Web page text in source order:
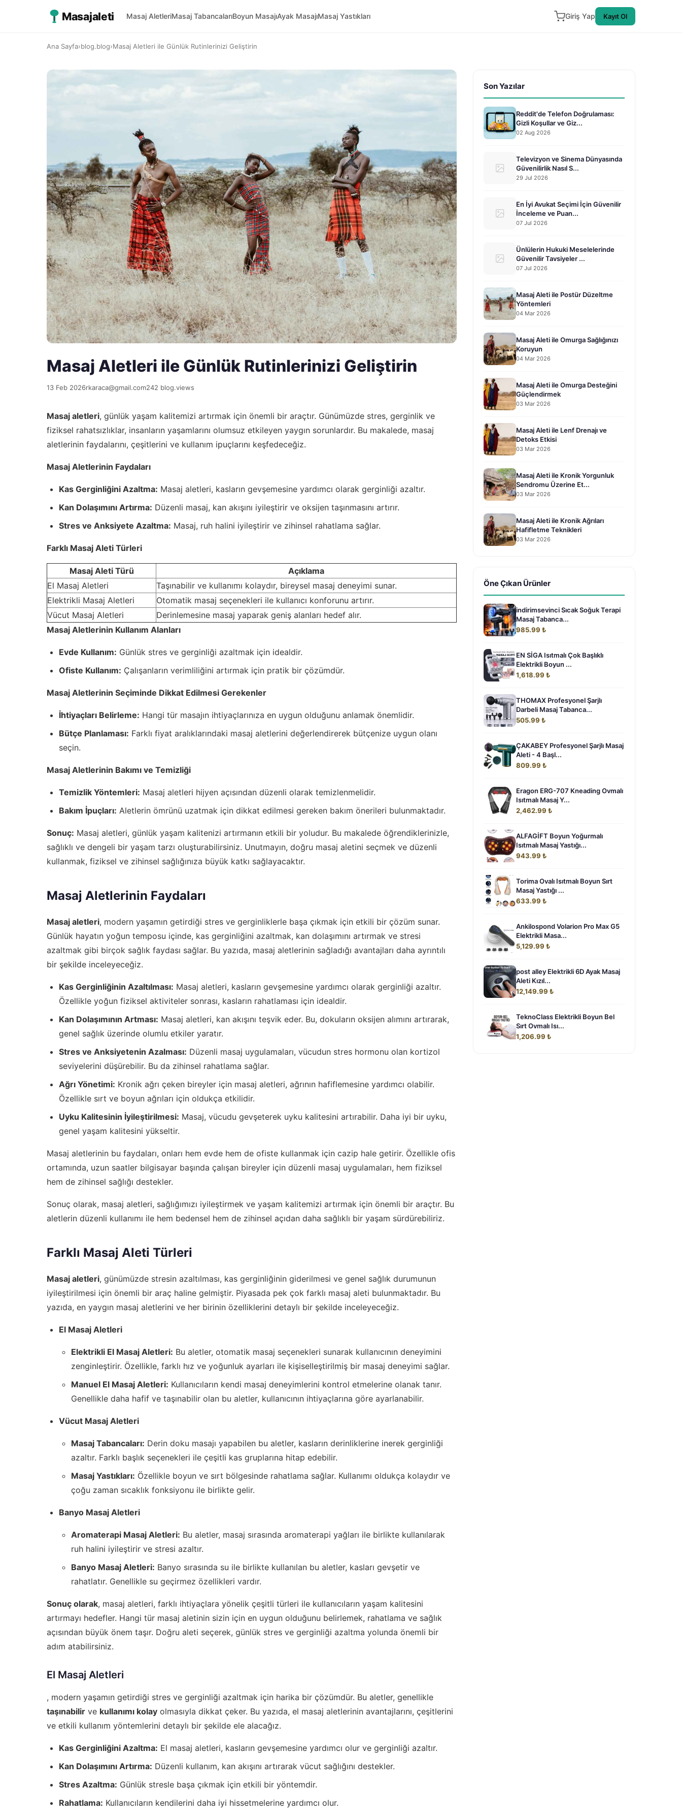
Masajaleti Masaj AletleriMasaj TabancalarıBoyun MasajıAyak MasajıMasaj Yastıkları Giriş Yap Kayıt Ol
Ana Sayfa›blog.blog›Masaj Aletleri ile Günlük Rutinlerinizi Geliştirin
Masaj Aletleri ile Günlük Rutinlerinizi Geliştirin
13 Feb 2026rkaraca@gmail.com242 blog.views
Masaj aletleri, günlük yaşam kalitemizi artırmak için önemli bir araçtır. Günümüzde stres, gerginlik ve
fiziksel rahatsızlıklar, insanların yaşamlarını olumsuz etkileyen yaygın sorunlardır. Bu makalede, masaj
aletlerinin faydalarını, çeşitlerini ve kullanım ipuçlarını keşfedeceğiz.
Masaj Aletlerinin Faydaları
Kas Gerginliğini Azaltma: Masaj aletleri, kasların gevşemesine yardımcı olarak gerginliği azaltır.
Kan Dolaşımını Artırma: Düzenli masaj, kan akışını iyileştirir ve oksijen taşınmasını artırır.
Stres ve Anksiyete Azaltma: Masaj, ruh halini iyileştirir ve zihinsel rahatlama sağlar.
Farklı Masaj Aleti Türleri
Masaj Aleti Türü
Açıklama
El Masaj Aletleri
Taşınabilir ve kullanımı kolaydır, bireysel masaj deneyimi sunar.
Elektrikli Masaj Aletleri
Otomatik masaj seçenekleri ile kullanıcı konforunu artırır.
Vücut Masaj Aletleri
Derinlemesine masaj yaparak geniş alanları hedef alır.
Masaj Aletlerinin Kullanım Alanları
Evde Kullanım: Günlük stres ve gerginliği azaltmak için idealdir.
Ofiste Kullanım: Çalışanların verimliliğini artırmak için pratik bir çözümdür.
Masaj Aletlerinin Seçiminde Dikkat Edilmesi Gerekenler
İhtiyaçları Belirleme: Hangi tür masajın ihtiyaçlarınıza en uygun olduğunu anlamak önemlidir.
Bütçe Planlaması: Farklı fiyat aralıklarındaki masaj aletlerini değerlendirerek bütçenize uygun olanı
seçin.
Masaj Aletlerinin Bakımı ve Temizliği
Temizlik Yöntemleri: Masaj aletleri hijyen açısından düzenli olarak temizlenmelidir.
Bakım İpuçları: Aletlerin ömrünü uzatmak için dikkat edilmesi gereken bakım önerileri bulunmaktadır.
Sonuç: Masaj aletleri, günlük yaşam kalitenizi artırmanın etkili bir yoludur. Bu makalede öğrendiklerinizle,
sağlıklı ve dengeli bir yaşam tarzı oluşturabilirsiniz. Unutmayın, doğru masaj aletini seçmek ve düzenli
kullanmak, fiziksel ve zihinsel sağlığınıza büyük katkı sağlayacaktır.
Masaj Aletlerinin Faydaları
Masaj aletleri, modern yaşamın getirdiği stres ve gerginliklerle başa çıkmak için etkili bir çözüm sunar.
Günlük hayatın yoğun temposu içinde, kas gerginliğini azaltmak, kan dolaşımını artırmak ve stresi
azaltmak gibi birçok sağlık faydası sağlar. Bu yazıda, masaj aletlerinin sağladığı avantajları daha ayrıntılı
bir şekilde inceleyeceğiz.
Kas Gerginliğinin Azaltılması: Masaj aletleri, kasların gevşemesine yardımcı olarak gerginliği azaltır.
Özellikle yoğun fiziksel aktiviteler sonrası, kasların rahatlaması için idealdir.
Kan Dolaşımının Artması: Masaj aletleri, kan akışını teşvik eder. Bu, dokuların oksijen alımını artırarak,
genel sağlık üzerinde olumlu etkiler yaratır.
Stres ve Anksiyetenin Azalması: Düzenli masaj uygulamaları, vücudun stres hormonu olan kortizol
seviyelerini düşürebilir. Bu da zihinsel rahatlama sağlar.
Ağrı Yönetimi: Kronik ağrı çeken bireyler için masaj aletleri, ağrının hafiflemesine yardımcı olabilir.
Özellikle sırt ve boyun ağrıları için oldukça etkilidir.
Uyku Kalitesinin İyileştirilmesi: Masaj, vücudu gevşeterek uyku kalitesini artırabilir. Daha iyi bir uyku,
genel yaşam kalitesini yükseltir.
Masaj aletlerinin bu faydaları, onları hem evde hem de ofiste kullanmak için cazip hale getirir. Özellikle ofis
ortamında, uzun saatler bilgisayar başında çalışan bireyler için düzenli masaj uygulamaları, hem fiziksel
hem de zihinsel sağlığı destekler.
Sonuç olarak, masaj aletleri, sağlığımızı iyileştirmek ve yaşam kalitemizi artırmak için önemli bir araçtır. Bu
aletlerin düzenli kullanımı ile hem bedensel hem de zihinsel açıdan daha sağlıklı bir yaşam sürdürebiliriz.
Farklı Masaj Aleti Türleri
Masaj aletleri, günümüzde stresin azaltılması, kas gerginliğinin giderilmesi ve genel sağlık durumunun
iyileştirilmesi için önemli bir araç haline gelmiştir. Piyasada pek çok farklı masaj aleti bulunmaktadır. Bu
yazıda, en yaygın masaj aletlerini ve her birinin özelliklerini detaylı bir şekilde inceleyeceğiz.
El Masaj Aletleri
Elektrikli El Masaj Aletleri: Bu aletler, otomatik masaj seçenekleri sunarak kullanıcının deneyimini
zenginleştirir. Özellikle, farklı hız ve yoğunluk ayarları ile kişiselleştirilmiş bir masaj deneyimi sağlar.
Manuel El Masaj Aletleri: Kullanıcıların kendi masaj deneyimlerini kontrol etmelerine olanak tanır.
Genellikle daha hafif ve taşınabilir olan bu aletler, kullanıcının ihtiyaçlarına göre ayarlanabilir.
Vücut Masaj Aletleri
Masaj Tabancaları: Derin doku masajı yapabilen bu aletler, kasların derinliklerine inerek gerginliği
azaltır. Farklı başlık seçenekleri ile çeşitli kas gruplarına hitap edebilir.
Masaj Yastıkları: Özellikle boyun ve sırt bölgesinde rahatlama sağlar. Kullanımı oldukça kolaydır ve
çoğu zaman sıcaklık fonksiyonu ile birlikte gelir.
Banyo Masaj Aletleri
Aromaterapi Masaj Aletleri: Bu aletler, masaj sırasında aromaterapi yağları ile birlikte kullanılarak
ruh halini iyileştirir ve stresi azaltır.
Banyo Masaj Aletleri: Banyo sırasında su ile birlikte kullanılan bu aletler, kasları gevşetir ve
rahatlatır. Genellikle su geçirmez özellikleri vardır.
Sonuç olarak, masaj aletleri, farklı ihtiyaçlara yönelik çeşitli türleri ile kullanıcıların yaşam kalitesini
artırmayı hedefler. Hangi tür masaj aletinin sizin için en uygun olduğunu belirlemek, rahatlama ve sağlık
açısından büyük önem taşır. Doğru aleti seçerek, günlük stres ve gerginliği azaltma yolunda önemli bir
adım atabilirsiniz.
El Masaj Aletleri
, modern yaşamın getirdiği stres ve gerginliği azaltmak için harika bir çözümdür. Bu aletler, genellikle
taşınabilir ve kullanımı kolay olmasıyla dikkat çeker. Bu yazıda, el masaj aletlerinin avantajlarını, çeşitlerini
ve etkili kullanım yöntemlerini detaylı bir şekilde ele alacağız.
Kas Gerginliğini Azaltma: El masaj aletleri, kasların gevşemesine yardımcı olur ve gerginliği azaltır.
Kan Dolaşımını Artırma: Düzenli kullanım, kan akışını artırarak vücut sağlığını destekler.
Stres Azaltma: Günlük stresle başa çıkmak için etkili bir yöntemdir.
Rahatlama: Kullanıcıların kendilerini daha iyi hissetmelerine yardımcı olur.
Son Yazılar
Reddit'de Telefon Doğrulaması:
Gizli Koşullar ve Giz...
02 Aug 2026
Televizyon ve Sinema Dünyasında
Güvenilirlik Nasıl S...
29 Jul 2026
En İyi Avukat Seçimi İçin Güvenilir
İnceleme ve Puan...
07 Jul 2026
Ünlülerin Hukuki Meselelerinde
Güvenilir Tavsiyeler ...
07 Jul 2026
Masaj Aleti ile Postür Düzeltme
Yöntemleri
04 Mar 2026
Masaj Aleti ile Omurga Sağlığınızı
Koruyun
04 Mar 2026
Masaj Aleti ile Omurga Desteğini
Güçlendirmek
03 Mar 2026
Masaj Aleti ile Lenf Drenajı ve
Detoks Etkisi
03 Mar 2026
Masaj Aleti ile Kronik Yorgunluk
Sendromu Üzerine Et...
03 Mar 2026
Masaj Aleti ile Kronik Ağrıları
Hafifletme Teknikleri
03 Mar 2026
Öne Çıkan Ürünler
indirimsevinci Sıcak Soğuk Terapi
Masaj Tabanca...
985.99 ₺
EN SİGA Isıtmalı Çok Başlıklı
Elektrikli Boyun ...
1,618.99 ₺
THOMAX Profesyonel Şarjlı
Darbeli Masaj Tabanca...
505.99 ₺
ÇAKABEY Profesyonel Şarjlı Masaj
Aleti - 4 Başl...
809.99 ₺
Eragon ERG-707 Kneading Ovmalı
Isıtmalı Masaj Y...
2,462.99 ₺
ALFAGİFT Boyun Yoğurmalı
Isıtmalı Masaj Yastığı...
943.99 ₺
Torima Ovalı Isıtmalı Boyun Sırt
Masaj Yastığı ...
633.99 ₺
Ankilospond Volarion Pro Max G5
Elektrikli Masa...
5,129.99 ₺
post alley Elektrikli 6D Ayak Masaj
Aleti Kızıl...
12,149.99 ₺
TeknoClass Elektrikli Boyun Bel
Sırt Ovmalı Isı...
1,206.99 ₺